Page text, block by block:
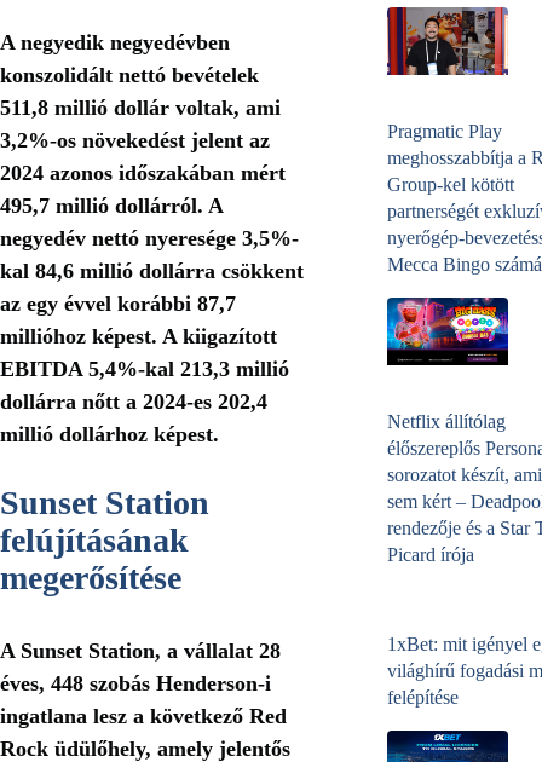
A negyedik negyedévben
konszolidált nettó bevételek
511,8 millió dollár voltak, ami
3,2%-os növekedést jelent az
2024 azonos időszakában mért
495,7 millió dollárról. A
negyedév nettó nyeresége 3,5%-
kal 84,6 millió dollárra csökkent
az egy évvel korábbi 87,7
millióhoz képest. A kiigazított
EBITDA 5,4%-kal 213,3 millió
dollárra nőtt a 2024-es 202,4
millió dollárhoz képest.
Sunset Station
felújításának
megerősítése
A Sunset Station, a vállalat 28
éves, 448 szobás Henderson-i
ingatlana lesz a következő Red
Rock üdülőhely, amely jelentős
Pragmatic Play
meghosszabbítja a
Group-kel kötött
partnerségét
nyerőgép-
Mecca Bingo
Netflix állítólag
élőszereplős
sorozatot készít,
sem kért –
rendezője és a Star
Picard írója
1xBet: mit igényel
világhírű fogadási
felépítése